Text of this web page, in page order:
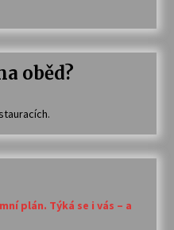
oběd?
plán. Týká se i vás – a